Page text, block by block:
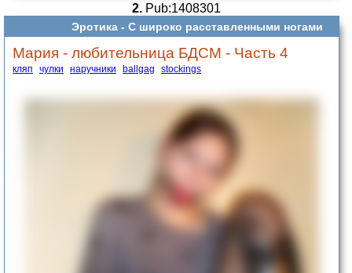
2.Pub:1408301
Эротика - С широко расставленными ногами
Мария - любительница БДСМ - Часть 4
кляп чулки наручники ballgag stockings